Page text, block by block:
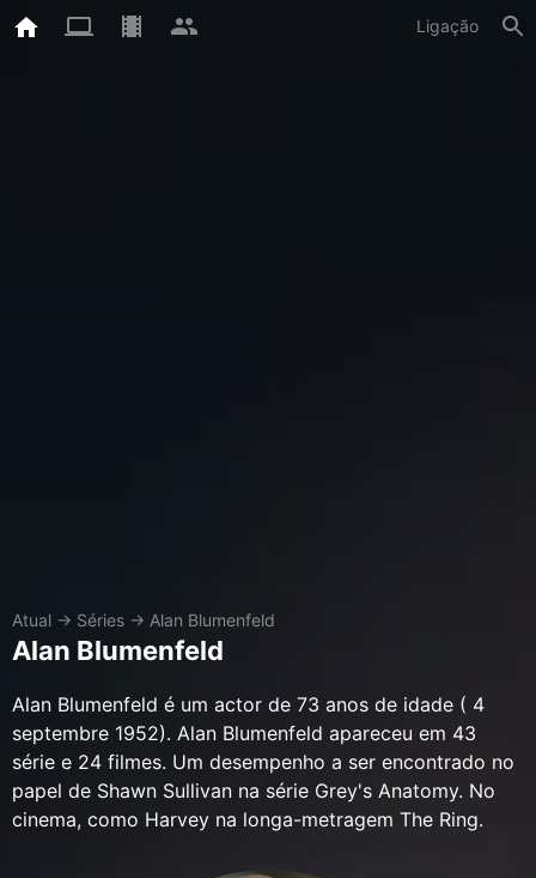
Ligação
Atual → Séries → Alan Blumenfeld
Alan Blumenfeld
Alan Blumenfeld é um actor de 73 anos de idade ( 4
septembre 1952). Alan Blumenfeld apareceu em 43
série e 24 filmes. Um desempenho a ser encontrado no
papel de Shawn Sullivan na série Grey's Anatomy. No
cinema, como Harvey na longa-metragem The Ring.